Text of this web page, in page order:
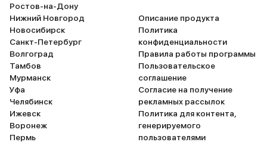
Ростов-на-Дону
Нижний Новгород
Новосибирск
Санкт-Петербург
Волгоград
Тамбов
Мурманск
Уфа
Челябинск
Ижевск
Воронеж
Пермь
Описание продукта
Политика
конфиденциальности
Правила работы программы
Пользовательское
соглашение
Согласие на получение
рекламных рассылок
Политика для контента,
генерируемого
пользователями